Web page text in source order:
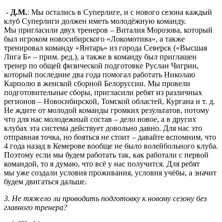
- Д.М.: Мы остались в Суперлиге, и с нового сезона каждый
клуб Суперлиги должен иметь молодёжную команду.
Мы пригласили двух тренеров – Виталия Морозова, который
был игроком новосибирского «Локомотива», а также
тренировал команду «Янтарь» из города Северск («Высшая
Лига Б» – прим. ред.), а также в команду был приглашен
тренер по общей физической подготовке Руслан Чигрин,
который последние два года помогал работать Николаю
Карполю в женской сборной Белоруссии. Мы провели
подготовительные сборы, пригласили ребят из различных
регионов – Новосибирской, Томской областей, Кургана и т. д.
Не ждите от молодой команды громких результатов, потому
что для нас молодежный состав – дело новое, а в других
клубах эта система действует довольно давно. Для нас это
отправная точка, но бояться не стоит – давайте вспомним, что
4 года назад в Кемерове вообще не было волейбольного клуба.
Поэтому если мы будем работать так, как работали с первой
командой, то я думаю, что всё у нас получится. Для ребят
мы уже создали условия проживания, условия учёбы, а значит
будем двигаться дальше.
3. Не тяжело ли проводить подготовку к новому сезону без
главного тренера?